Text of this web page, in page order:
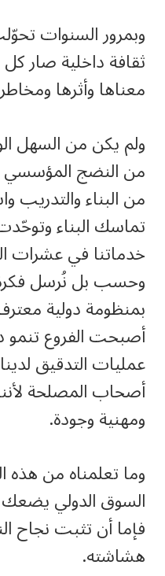
وبمرور السنوات
ثقافة داخلية صار
معناها وأثرها
ولم يكن من السهل
من النضج
من البناء
تماسك البناء
خدماتنا في عشرات
وحسب بل نُرسل
بمنظومة دولية
أصبحت الفروع
عمليات التدقيق
أصحاب المصلحة
ومهنية وجودة.
وما تعلمناه من هذه
السوق الدولي يضعك
فإما أن تثبت نجاح
هشاشته.